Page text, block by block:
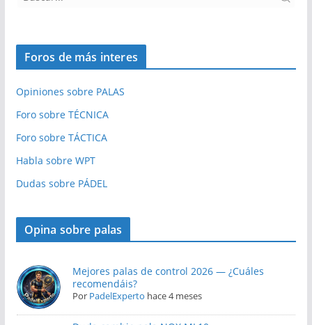
Foros de más interes
Opiniones sobre PALAS
Foro sobre TÉCNICA
Foro sobre TÁCTICA
Habla sobre WPT
Dudas sobre PÁDEL
Opina sobre palas
Mejores palas de control 2026 — ¿Cuáles
recomendáis?
Por PadelExperto hace 4 meses